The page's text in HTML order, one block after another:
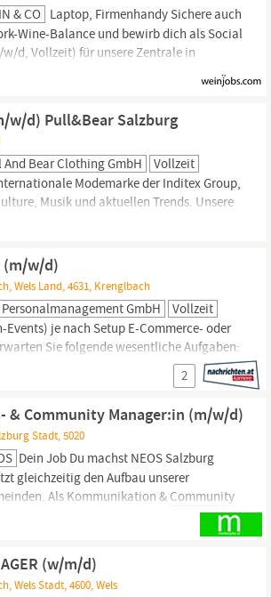
& CO Laptop, Firmenhandy Sichere auch
Wine-Balance und bewirb dich als Social
d, Vollzeit) für unsere Zentrale in
• Betreuung unserer Social-Media-
Instagram, Facebook und TikTok – sowie
Google Bewertungen und Google
w/d) Pull&Bear Salzburg
And Bear Clothing GmbH
Vollzeit
Modemarke der Inditex Group,
Musik und aktuellen Trends. Unsere
Nähe zur
- und jetzt suchen wir Menschen mit
Weg mit uns gehen wollen. Für unsere
suchen wir ab sofort einen STORE
(m/w/d)
Wels Land, 4631, Krenglbach
Personalmanagement GmbH
Vollzeit
Events) je nach Setup E-Commerce- oder
Sie folgende wesentliche Aufgaben:
unserer Social-Media-Kanäle
Planung,
Ads und Google Ads Analyse von
2
& Community Manager:in (m/w/d)
Stadt, 5020
Dein Job Du machst NEOS Salzburg
gleichzeitig den Aufbau unserer
Als Kommunikation & Community
du die operative
erstellst Content für unsere Kanäle,
und begleitest politische Aktivitäten
(w/m/d)
Wels Stadt, 4600, Wels